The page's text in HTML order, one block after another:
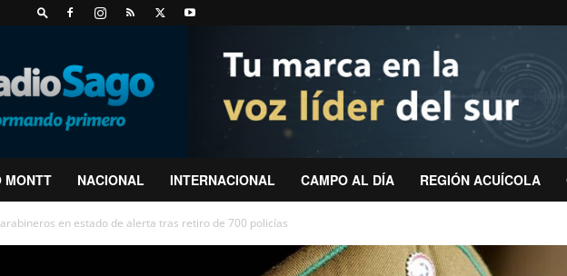
MONTT NACIONAL INTERNACIONAL CAMPO AL DÍA REGIÓN ACUÍCOLA
en estado de alerta tras retiro de 700 policías